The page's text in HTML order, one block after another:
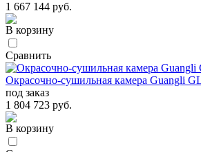
1 667 144 руб.
В корзину
Сравнить
Окрасочно-сушильная камера Guangli
под заказ
1 804 723 руб.
В корзину